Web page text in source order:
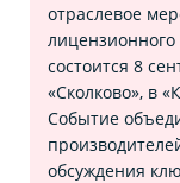
отраслевое
состоится 8
«Сколково», в
Событие
обсуждения